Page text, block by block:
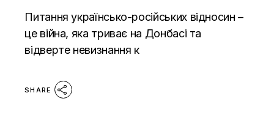
Питання українсько-російських відносин –
це війна, яка триває на Донбасі та
відверте невизнання к
SHARE